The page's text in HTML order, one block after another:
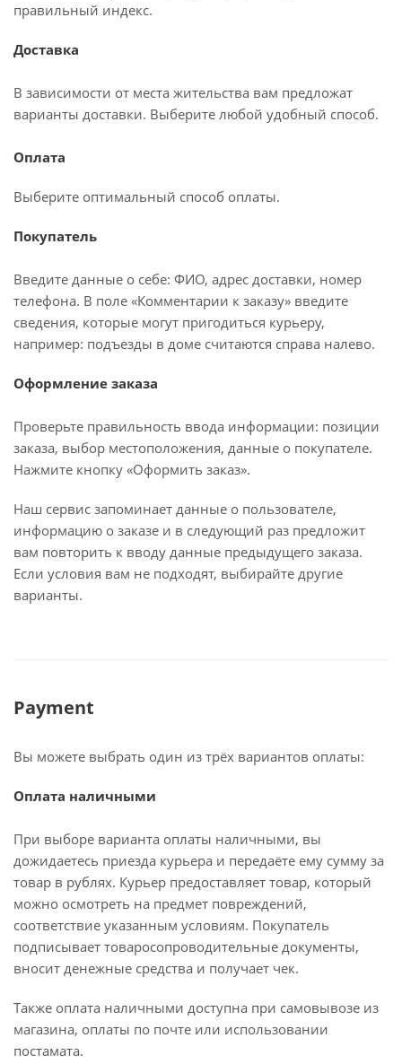
правильный индекс.
Доставка
В зависимости от места жительства вам предложат
варианты доставки. Выберите любой удобный способ.
Оплата
Выберите оптимальный способ оплаты.
Покупатель
Введите данные о себе: ФИО, адрес доставки, номер
телефона. В поле «Комментарии к заказу» введите
сведения, которые могут пригодиться курьеру,
например: подъезды в доме считаются справа налево.
Оформление заказа
Проверьте правильность ввода информации: позиции
заказа, выбор местоположения, данные о покупателе.
Нажмите кнопку «Оформить заказ».
Наш сервис запоминает данные о пользователе,
информацию о заказе и в следующий раз предложит
вам повторить к вводу данные предыдущего заказа.
Если условия вам не подходят, выбирайте другие
варианты.
Payment
Вы можете выбрать один из трёх вариантов оплаты:
Оплата наличными
При выборе варианта оплаты наличными, вы
дожидаетесь приезда курьера и передаёте ему сумму за
товар в рублях. Курьер предоставляет товар, который
можно осмотреть на предмет повреждений,
соответствие указанным условиям. Покупатель
подписывает товаросопроводительные документы,
вносит денежные средства и получает чек.
Также оплата наличными доступна при самовывозе из
магазина, оплаты по почте или использовании
постамата.